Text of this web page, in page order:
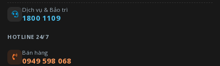
Dịch vụ & Bảo trì
1800 1109
HOTLINE 24/7
Bán hàng
0949 598 068